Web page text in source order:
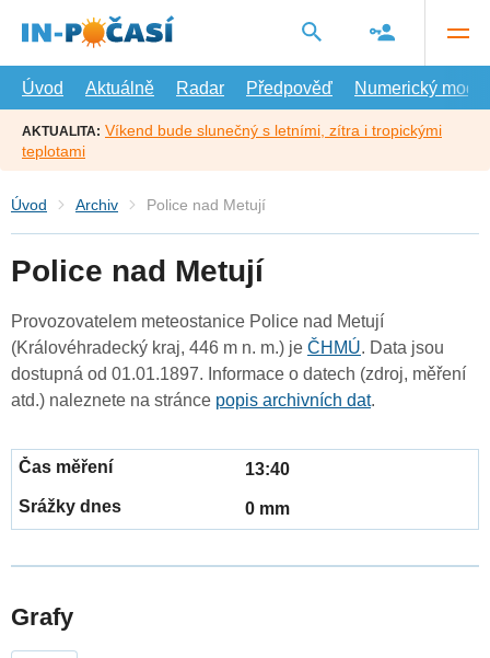
hlavní
Úvod
Aktuálně Radar Předpověď Numerický model
AKTUALITA: Víkend bude slunečný s letními, zítra i tropickými
teplotami
Úvod Archiv Police nad Metují
Police nad Metují
Provozovatelem meteostanice Police nad Metují
(Královéhradecký kraj, 446 m n. m.) je ČHMÚ. Data jsou
dostupná od 01.01.1897. Informace o datech (zdroj, měření
atd.) naleznete na stránce popis archivních dat.
13:40
0 mm
Grafy